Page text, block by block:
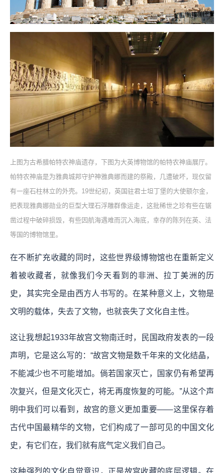
上图为古希腊帕特农神庙遗存，下图为大英博物馆的帕特农神庙展厅。
帕特农神庙是为雅典城邦守护神雅典娜而建的祭殿，几遭破坏，现仅留
有一座石柱林立的外壳。19世纪初，英国驻君士坦丁堡的大使额尔金，
把表现雅典娜勋业的巨型大理石浮雕群像运走，这批稀世之珍有些在锯
凿过程中破碎损毁，有些因航海遇难而沉入海底，幸存的陈列在英、法
等国的博物馆里。
在不断扩充收藏的同时，这些世界级博物馆也在重新定义
着被收藏者，就像我们今天看到的非洲、拉丁美洲的历
史，其实完全是由西方人书写的。在某种意义上，文物是
文明的载体，失去了文物，也就丧失了文化自主性。
这让我想起1933年故宫文物南迁时，民国政府发表的一段
声明，它是这么写的：“故宫文物是数千年来的文化结晶，
不能减少也不可能增加。倘若国家灭亡，国家仍有希望再
次复兴，但是文化灭亡，将无再度恢复的可能。”从这个声
明中我们可以看到，故宫的意义更加重要——这里保存着
古代中国最精华的文物，它们构成了一部可见的中国文化
史，有它们在，我们就有底气定义我们自己。
这种强烈的文化自觉意识，正是故宫收藏的底层逻辑。在